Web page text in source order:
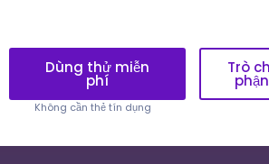
Dùng thử miễn
phí
Trò
Không cần thẻ tín dụng